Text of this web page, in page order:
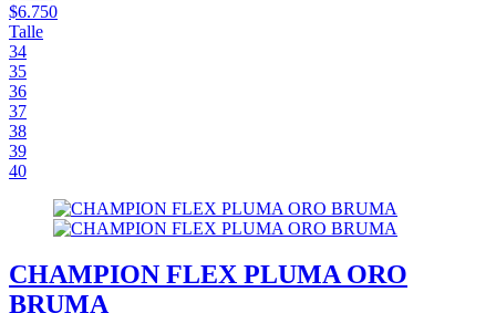
$6.750
Talle
34
35
36
37
38
39
40
CHAMPION FLEX PLUMA ORO
BRUMA